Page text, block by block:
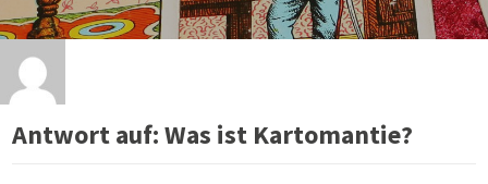
Antwort auf: Was ist Kartomantie?